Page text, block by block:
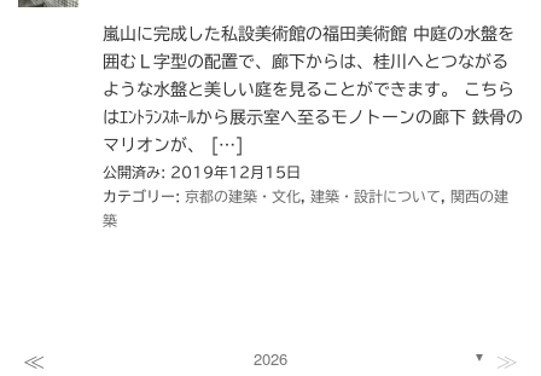
嵐山に完成した私設美術館の福田美術館 中庭の水盤を
囲むＬ字型の配置で、廊下からは、桂川へとつながる
ような水盤と美しい庭を見ることができます。 こちら
はｴﾝﾄﾗﾝｽﾎｰﾙから展示室へ至るモノトーンの廊下 鉄骨の
マリオンが、 […]
公開済み: 2019年12月15日
カテゴリー: 京都の建築・文化 建築・設計について
関西の建
築
≪ 2026 ▼ ≫